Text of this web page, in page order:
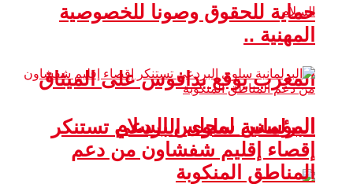
المغرب يوقع بدافوس على الميثاق
المؤسس لمجلس السلام
حماية للحقوق وصونا للخصوصية
المهنية ..
البرلمانية سلوى البردعي تستنكر
إقصاء إقليم شفشاون من دعم
المناطق المنكوبة